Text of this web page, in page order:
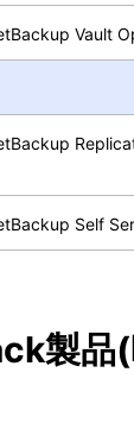
Vault
Self
製品